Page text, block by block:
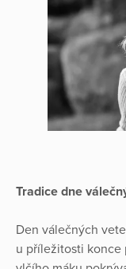
Tradice dne
Den válečných
u příležitosti konce